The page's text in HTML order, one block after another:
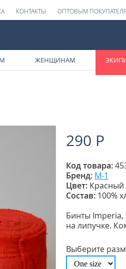
КОНТАКТЫ ОПТОВЫМ
ЖЕНЩИНАМ
290 Р
Код товара:
Бренд: М-1
Цвет: Красный
Состав: 100%
Бинты Imperia,
на липучке.
Выберите